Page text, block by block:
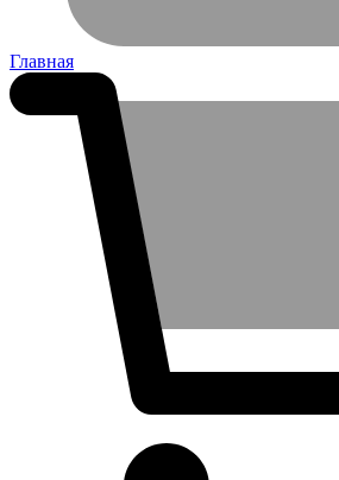
Главная